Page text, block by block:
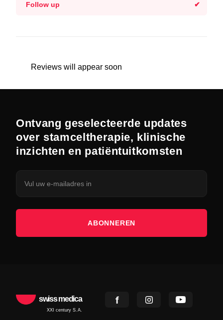
Follow up
Reviews will appear soon
Ontvang geselecteerde updates
over stamceltherapie, klinische
inzichten en patiëntuitkomsten
ABONNEREN
swiss medica
XXI century S.A.